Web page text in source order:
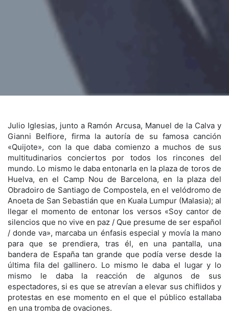
Julio Iglesias, junto a Ramón Arcusa, Manuel de la Calva y
Gianni Belfiore, firma la autoría de su famosa canción
«Quijote», con la que daba comienzo a muchos de sus
multitudinarios conciertos por todos los rincones del
mundo. Lo mismo le daba entonarla en la plaza de toros de
Huelva, en el Camp Nou de Barcelona, en la plaza del
Obradoiro de Santiago de Compostela, en el velódromo de
Anoeta de San Sebastián que en Kuala Lumpur (Malasia); al
llegar el momento de entonar los versos «Soy cantor de
silencios que no vive en paz / Que presume de ser español
/ donde va», marcaba un énfasis especial y movía la mano
para que se prendiera, tras él, en una pantalla, una
bandera de España tan grande que podía verse desde la
última fila del gallinero. Lo mismo le daba el lugar y lo
mismo le daba la reacción de algunos de sus
espectadores, si es que se atrevían a elevar sus chiflidos y
protestas en ese momento en el que el público estallaba
en una tromba de ovaciones.